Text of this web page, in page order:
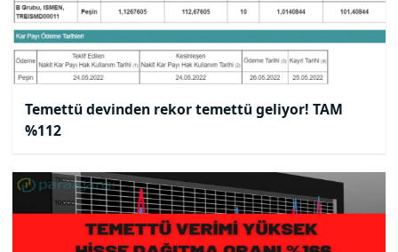
Temettü devinden rekor temettü geliyor! TAM
%112